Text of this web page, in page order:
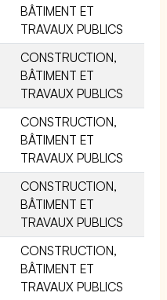
BÂTIMENT ET
TRAVAUX PUBLICS
CONSTRUCTION,
BÂTIMENT ET
TRAVAUX PUBLICS
CONSTRUCTION,
BÂTIMENT ET
TRAVAUX PUBLICS
CONSTRUCTION,
BÂTIMENT ET
TRAVAUX PUBLICS
CONSTRUCTION,
BÂTIMENT ET
TRAVAUX PUBLICS